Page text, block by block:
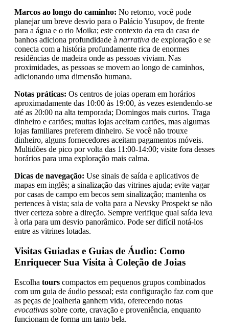
Marcos ao longo do caminho: No retorno, você pode
planejar um breve desvio para o Palácio Yusupov, de frente
para a água e o rio Moika; este contexto da era da casa de
banhos adiciona profundidade à narrativa de exploração e se
conecta com a história profundamente rica de enormes
residências de madeira onde as pessoas viviam. Nas
proximidades, as pessoas se movem ao longo de caminhos,
adicionando uma dimensão humana.
Notas práticas: Os centros de joias operam em horários
aproximadamente das 10:00 às 19:00, às vezes estendendo-se
até as 20:00 na alta temporada; Domingos mais curtos. Traga
dinheiro e cartões; muitas lojas aceitam cartões, mas algumas
lojas familiares preferem dinheiro. Se você não trouxe
dinheiro, alguns fornecedores aceitam pagamentos móveis.
Multidões de pico por volta das 11:00-14:00; visite fora desses
horários para uma exploração mais calma.
Dicas de navegação: Use sinais de saída e aplicativos de
mapas em inglês; a sinalização das vitrines ajuda; evite vagar
por casas de campo em becos sem sinalização; mantenha os
pertences à vista; saia de volta para a Nevsky Prospekt se não
tiver certeza sobre a direção. Sempre verifique qual saída leva
à orla para um desvio panorâmico. Pode ser difícil notá-los
entre as vitrines lotadas.
Visitas Guiadas e Guias de Áudio: Como
Enriquecer Sua Visita à Coleção de Joias
Escolha tours compactos em pequenos grupos combinados
com um guia de áudio pessoal; esta configuração faz com que
as peças de joalheria ganhem vida, oferecendo notas
evocativas sobre corte, cravação e proveniência, enquanto
funcionam de forma um tanto bela.